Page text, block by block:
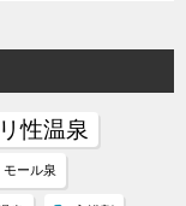
性温泉
モール泉